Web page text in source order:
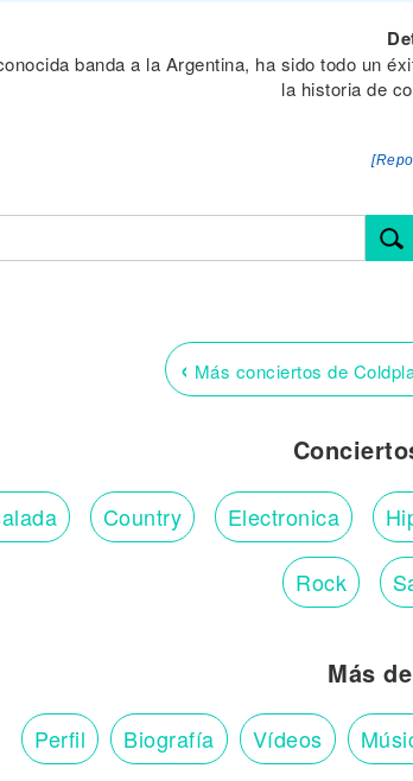
banda a la Argentina, ha sido todo un
la historia de
‹ Más conciertos de
Country Electronica
Rock
Más
Perfil Biografía Vídeos